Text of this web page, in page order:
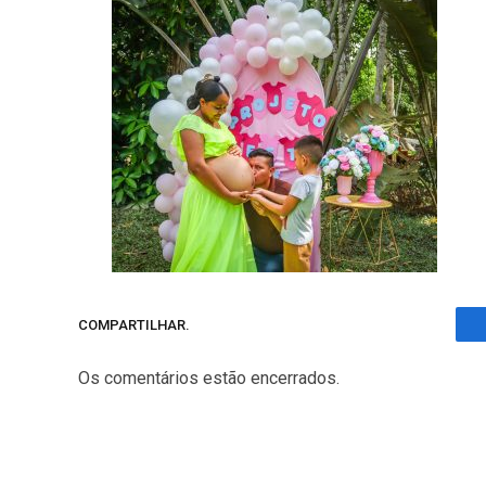
COMPARTILHAR.
Os comentários estão encerrados.